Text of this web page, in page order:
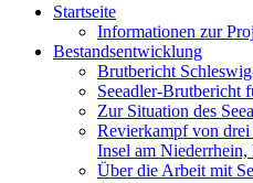
Startseite
Informationen zur
Bestandsentwicklung
Brutbericht
Seeadler-Brutbericht
Zur Situation des
Revierkampf von
Insel am
Über die Arbeit mit